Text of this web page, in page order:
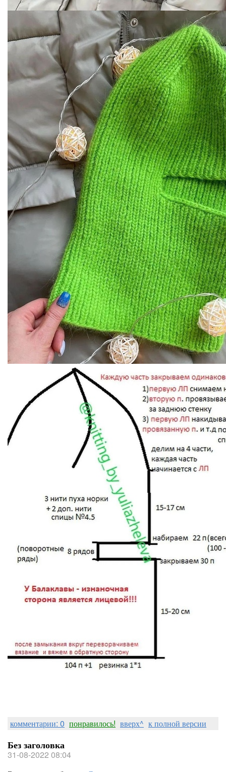
комментарии: 0 понравилось! вверх^ к полной версии
Без заголовка
31-08-2022 08:04